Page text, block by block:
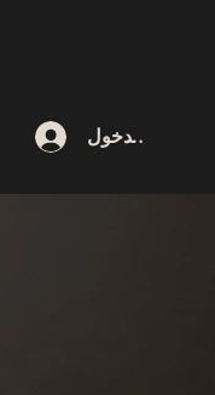
تسجيل الدخول